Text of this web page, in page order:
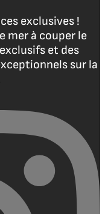
exclusives !
mer à couper le
et des
sur la